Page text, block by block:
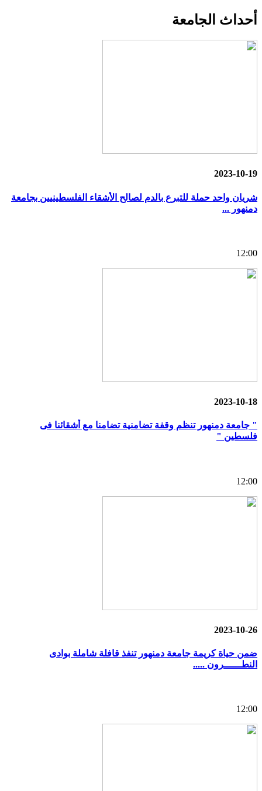
أحداث الجامعة
2023-10-19
شريان واحد حملة للتبرع بالدم لصالح الأشقاء الفلسطينيين بجامعة
دمنهور ...
12:00
2023-10-18
" جامعة دمنهور تنظم وقفة تضامنية تضامنا مع أشقائنا فى
فلسطين "
12:00
2023-10-26
ضمن حياة كريمة جامعة دمنهور تنفذ قافلة شاملة بوادى
النطــــــرون .....
12:00